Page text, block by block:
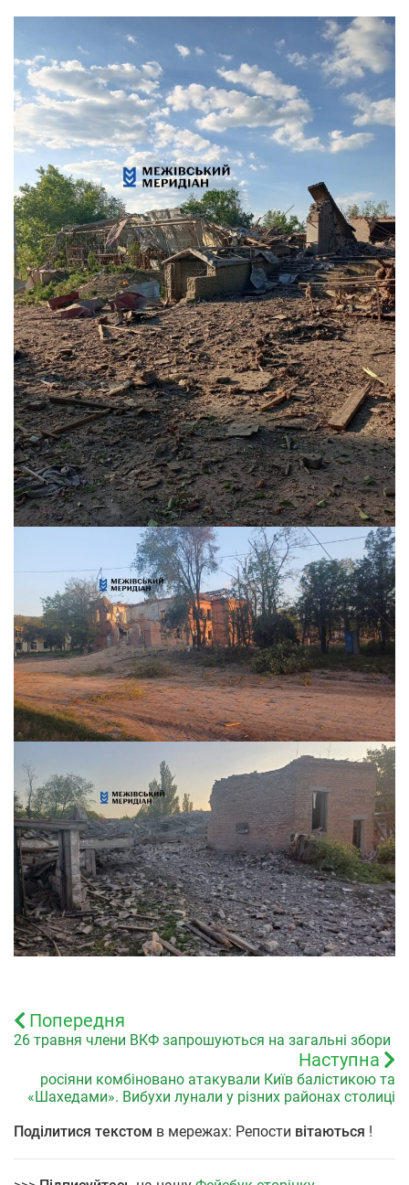
Попередня
26 травня члени ВКФ запрошуються на загальні збори
Наступна
росіяни комбіновано атакували Київ балістикою та
«Шахедами». Вибухи лунали у різних районах столиці
Поділитися текстом в мережах: Репости вітаються !